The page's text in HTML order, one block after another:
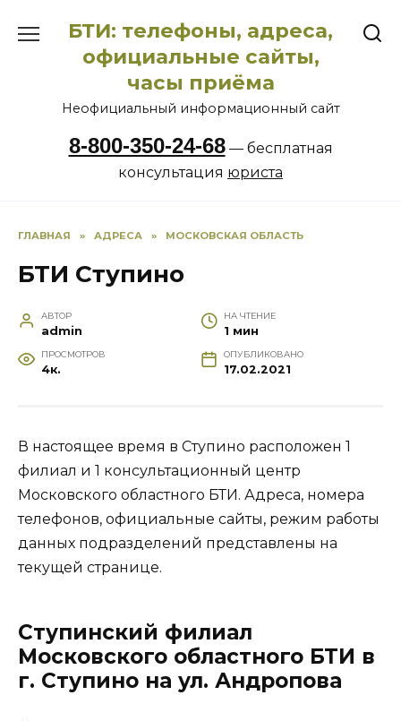
содержанию
БТИ: телефоны, адреса,
официальные сайты,
часы приёма
Неофициальный информационный сайт
8-800-350-24-68— бесплатная
консультация юриста
ГЛАВНАЯ » АДРЕСА » МОСКОВСКАЯ ОБЛАСТЬ
БТИ Ступино
АВТОР
admin
НА ЧТЕНИЕ
1 мин
ПРОСМОТРОВ
4к.
ОПУБЛИКОВАНО
17.02.2021
В настоящее время в Ступино расположен 1
филиал и 1 консультационный центр
Московского областного БТИ. Адреса, номера
телефонов, официальные сайты, режим работы
данных подразделений представлены на
текущей странице.
Ступинский филиал
Московского областного БТИ в
г. Ступино на ул. Андропова